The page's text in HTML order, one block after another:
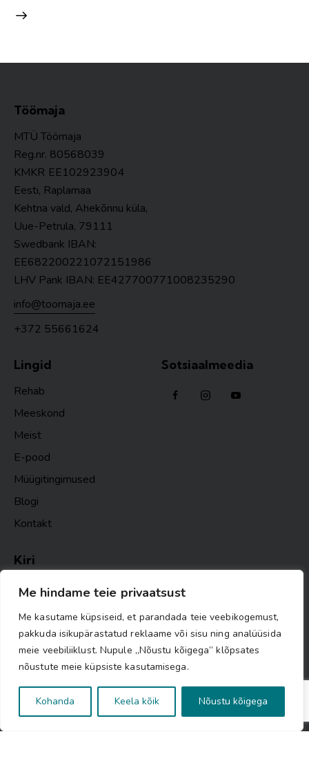
Me hindame teie privaatsust
Me kasutame küpsiseid, et parandada teie veebikogemust,
pakkuda isikupärastatud reklaame või sisu ning analüüsida
meie veebiliiklust. Nupule „Nõustu kõigega” klõpsates
nõustute meie küpsiste kasutamisega.
Kohanda Keela kõik Nõustu kõigega
Töömaja
MTÜ Töömaja
Reg.nr. 80568039
KMKR EE102923904
Eesti, Raplamaa
Kehtna vald, Ahekõnnu küla,
Uue-Petrula, 79111
Swedbank IBAN:
EE682200221072151986
LHV Pank IBAN: EE427700771008235290
info@toomaja.ee
+372 55661624
Lingid
Rehab
Meeskond
Meist
E-pood
Müügitingimused
Blogi
Kontakt
Sotsiaalmeedia
Kiri
Ma nõustunPrivaatsuspoliitika nõuetega .